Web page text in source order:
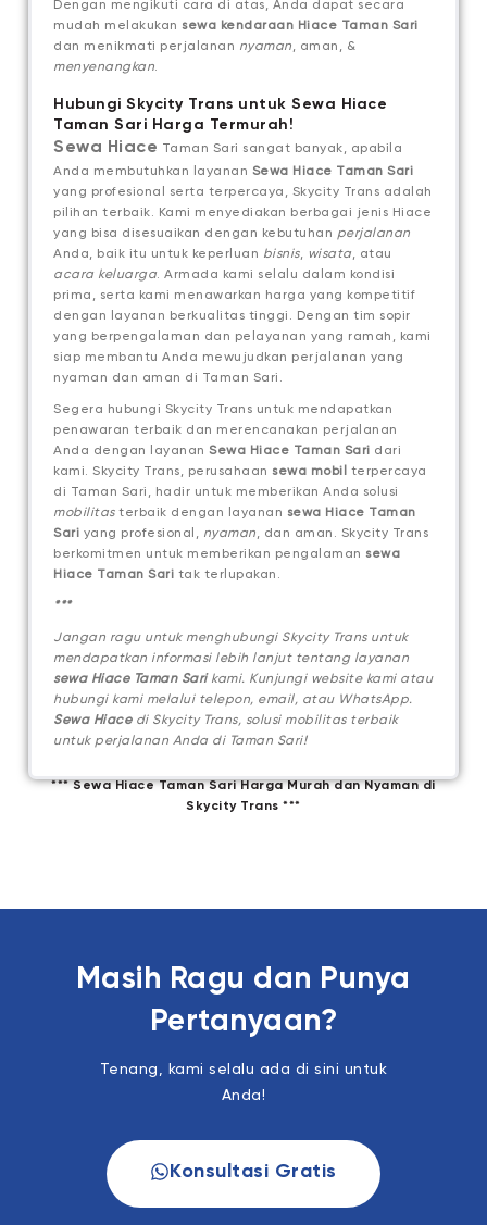
Dengan mengikuti cara di atas, Anda dapat secara
mudah melakukansewa kendaraan Hiace Taman Sari
dan menikmati perjalanan nyaman, aman, &
menyenangkan.
Hubungi Skycity Trans untuk Sewa Hiace
Taman Sari Harga Termurah!
Sewa Hiace Taman Sari sangat banyak, apabila
Anda membutuhkan layanan Sewa Hiace Taman Sari
yang profesional serta terpercaya, Skycity Trans adalah
pilihan terbaik. Kami menyediakan berbagai jenis Hiace
yang bisa disesuaikan dengan kebutuhan perjalanan
Anda, baik itu untuk keperluan bisnis, wisata, atau
acara keluarga. Armada kami selalu dalam kondisi
prima, serta kami menawarkan harga yang kompetitif
dengan layanan berkualitas tinggi. Dengan tim sopir
yang berpengalaman dan pelayanan yang ramah, kami
siap membantu Anda mewujudkan perjalanan yang
nyaman dan aman di Taman Sari.
Segera hubungi Skycity Trans untuk mendapatkan
penawaran terbaik dan merencanakan perjalanan
Anda dengan layananSewa Hiace Taman Sari dari
kami.Skycity Trans, perusahaansewa mobil
terpercaya
di Taman Sari, hadir untuk memberikan Anda solusi
mobilitasterbaik dengan layanan sewa Hiace Taman
Sari yang profesional, nyaman, dan aman. Skycity Trans
berkomitmen untuk memberikan pengalamansewa
Hiace Taman Sari tak terlupakan.
***
Jangan ragu untuk menghubungi Skycity Trans untuk
mendapatkan informasi lebih lanjut tentang layanan
sewa Hiace Taman Sari kami. Kunjungi website kami atau
hubungi kami melalui telepon, email, atau WhatsApp.
Sewa Hiacedi Skycity Trans, solusi mobilitas terbaik
untuk perjalanan Anda di Taman Sari!
*** Sewa Hiace Taman Sari Harga Murah dan Nyaman di
Skycity Trans ***
Masih Ragu dan Punya
Pertanyaan?
Tenang, kami selalu ada di sini untuk
Anda!
Konsultasi Gratis